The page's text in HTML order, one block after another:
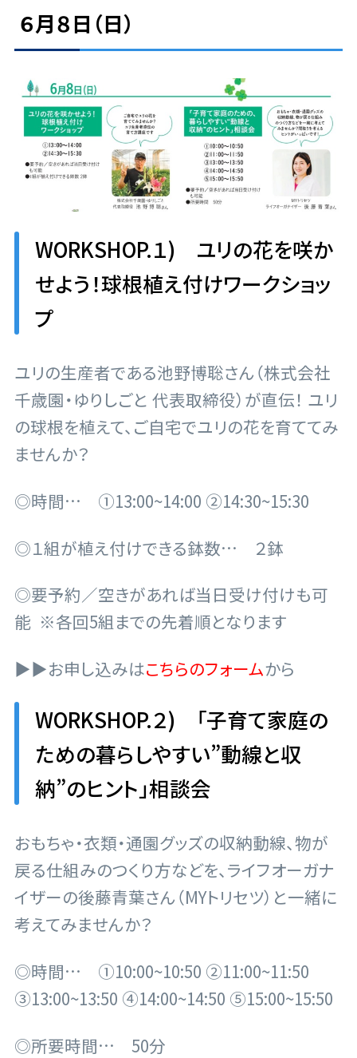
６月８日（日）
WORKSHOP.１) ユリの花を咲か
せよう！球根植え付けワークショッ
プ
ユリの生産者である池野博聡さん（株式会社
千歳園・ゆりしごと 代表取締役）が直伝！ ユリ
の球根を植えて、ご自宅でユリの花を育ててみ
ませんか？
◎時間… ①13:00~14:00 ②14:30~15:30
◎１組が植え付けできる鉢数… ２鉢
◎要予約／空きがあれば当日受け付けも可
能 ※各回5組までの先着順となります
▶▶お申し込みはこちらのフォームから
WORKSHOP.２) 「子育て家庭の
ための暮らしやすい”動線と収
納”のヒント」相談会
おもちゃ・衣類・通園グッズの収納動線、物が
戻る仕組みのつくり方などを、ライフオーガナ
イザーの後藤青葉さん（MYトリセツ）と一緒に
考えてみませんか？
◎時間… ①10:00~10:50 ②11:00~11:50
③13:00~13:50 ④14:00~14:50 ⑤15:00~15:50
◎所要時間… 50分